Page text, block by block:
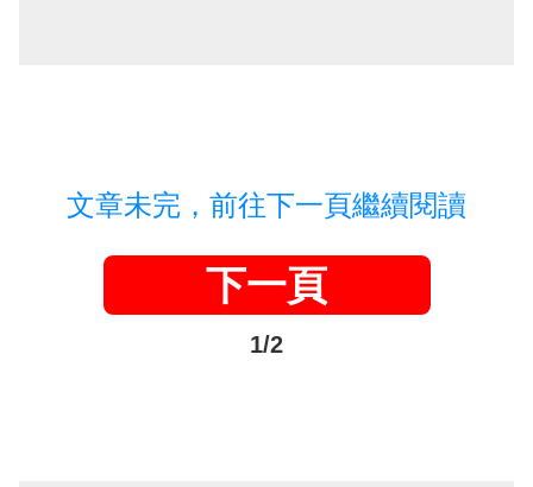
文章未完，前往下一頁繼續閱讀
下一頁
1/2